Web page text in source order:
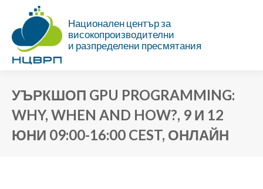
Национален център за
високопроизводителни
и разпределени пресмятания
УЪРКШОП GPU PROGRAMMING:
WHY, WHEN AND HOW?, 9 И 12
ЮНИ 09:00-16:00 CEST, ОНЛАЙН